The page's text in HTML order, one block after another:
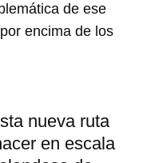
de ese
encima de los
nueva ruta
en escala